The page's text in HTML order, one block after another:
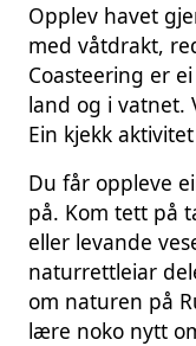
Opplev havet
med våtdrakt,
Coasteering er
land og i vatnet.
Ein kjekk
Du får oppleve
på. Kom tett på
eller levande
naturrettleiar
om naturen på
lære noko nytt